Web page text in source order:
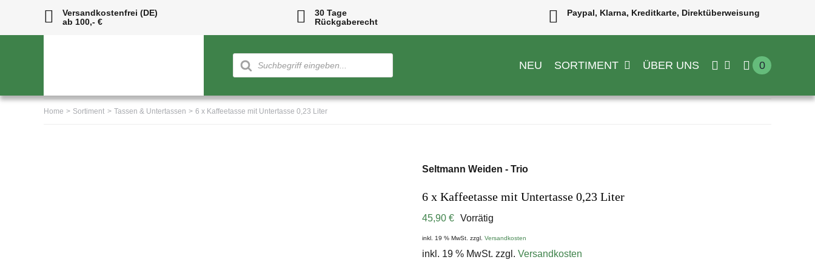
Versandkostenfrei (DE)
ab 100,- €
30 Tage
Rückgaberecht
Paypal, Klarna, Kreditkarte, Direktüberweisung
Products
search
NEU SORTIMENT ÜBER UNS 0
Home Sortiment Tassen & Untertassen 6 x Kaffeetasse mit Untertasse 0,23 Liter
Seltmann Weiden - Trio
6 x Kaffeetasse mit Untertasse 0,23 Liter
45,90 € Vorrätig
inkl. 19 % MwSt. zzgl. Versandkosten
inkl. 19 % MwSt. zzgl. Versandkosten